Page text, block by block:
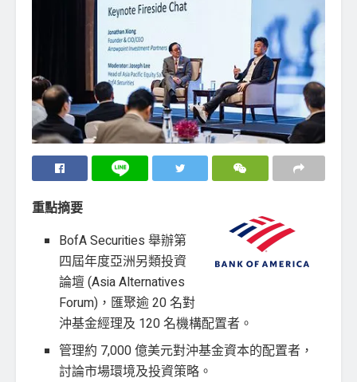
重點摘要
BofA Securities 舉辦第
四屆年度亞洲另類投資
論壇 (Asia Alternatives
Forum)，匯聚逾 20 名對
沖基金經理及 120 名機構配置者。
管理約 7,000 億美元對沖基金資本的配置者，
討論市場環境及投資策略。